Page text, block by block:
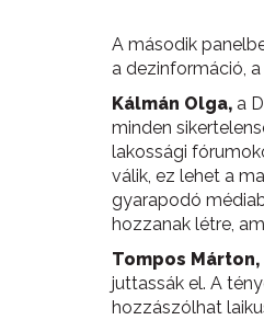
A második
a dezinformáció,
Kálmán Olga, a
minden
lakossági
válik, ez lehet a
gyarapodó
hozzanak létre,
Tompos Márton,
juttassák el. A
hozzászólhat